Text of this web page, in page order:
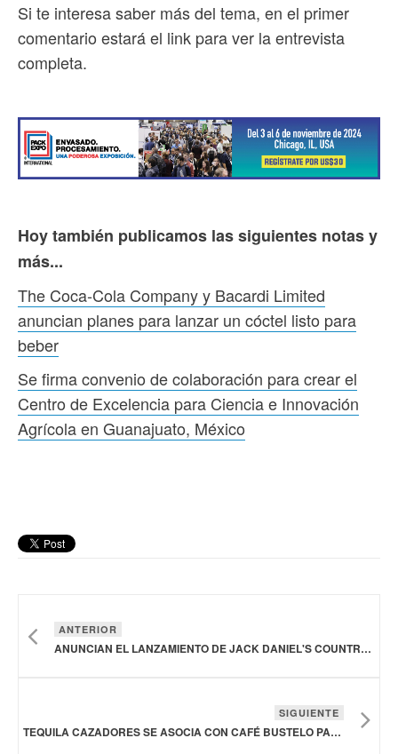
Si te interesa saber más del tema, en el primer
comentario estará el link para ver la entrevista
completa.
Hoy también publicamos las siguientes notas y
más...
The Coca‑Cola Company y Bacardi Limited
anuncian planes para lanzar un cóctel listo para
beber
Se firma convenio de colaboración para crear el
Centro de Excelencia para Ciencia e Innovación
Agrícola en Guanajuato, México
ANTERIOR
ANUNCIAN EL LANZAMIENTO DE JACK DANIEL'S COUNTRY COCKTAILS HARD TEA EN LATA Y DIFERENTES SABORES, EN ESTADOS UNIDOS
SIGUIENTE
TEQUILA CAZADORES SE ASOCIA CON CAFÉ BUSTELO PARA LANZAR UNA NUEVA COLABORACIÓN